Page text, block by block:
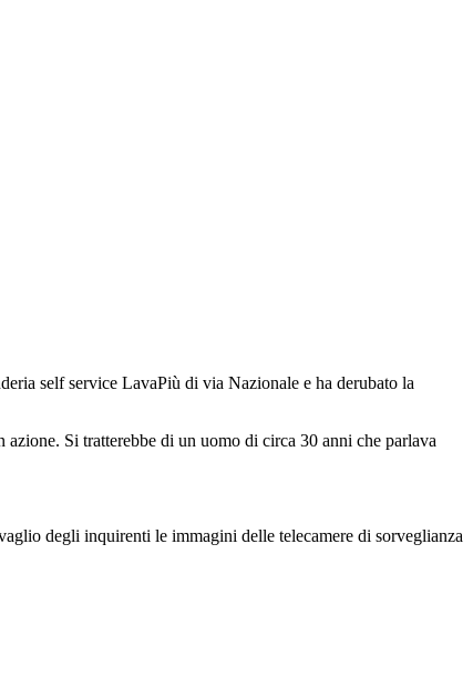
self service LavaPiù di via Nazionale e ha derubato la
Si tratterebbe di un uomo di circa 30 anni che parlava
degli inquirenti le immagini delle telecamere di sorveglianza